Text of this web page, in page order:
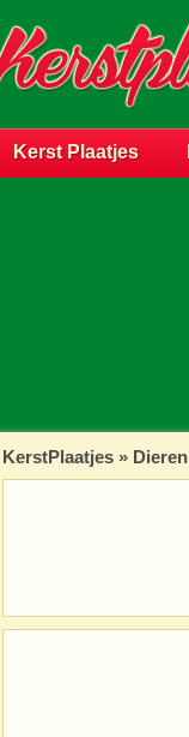
Kerst Plaatjes
KerstPlaatjes » Dieren